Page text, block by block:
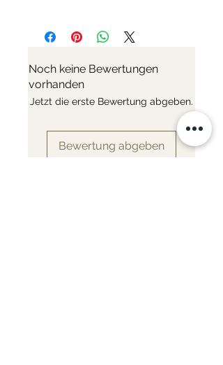
Materialien - Edelstahl
Mit oder ohne Deckel - Ohne
Deckel
Durchmesser - Ø 20cm
Noch keine Bewertungen
vorhanden
Jetzt die erste Bewertung abgeben.
Bewertung abgeben